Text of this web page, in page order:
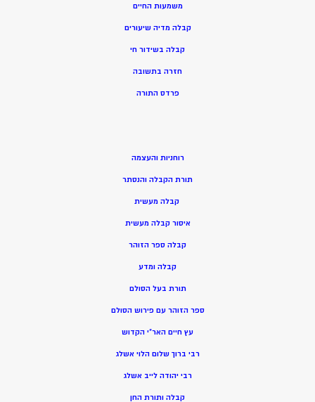
משמעות החיים
קבלה מדיה שיעורים
קבלה בשידור חי
חזרה בתשובה
פרדס התורה
רוחניות והעצמה
תורת הקבלה והנסתר
קבלה מעשית
איסור קבלה מעשית
קבלה ספר הזוהר
קבלה ומדע
תורת בעל הסולם
ספר הזוהר עם פירוש הסולם
עץ חיים האר”י הקדוש
רבי ברוך שלום הלוי אשלג
רבי יהודה לייב אשלג
קבלה ותורת החן